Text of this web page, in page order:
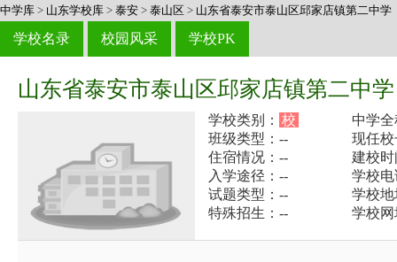
中学库 > 山东学校库 > 泰安 > 泰山区 > 山东省泰安市泰山区邱家店镇第二中学
学校名录 校园风采 学校PK
山东省泰安市泰山区邱家店镇第二中学
学校类别： 校
中学
班级类型：--
现任
住宿情况：--
建校
入学途径：--
学校电
试题类型：--
学校
特殊招生：--
学校网